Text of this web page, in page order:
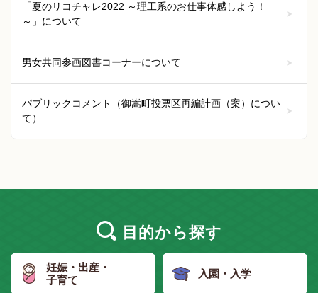
「夏のリコチャレ2022 ～理工系のお仕事体感しよう！
～」について
男女共同参画図書コーナーについて
パブリックコメント（御嵩町投票区再編計画（案）につい
て）
目的から探す
妊娠・出産・
子育て
入園・入学